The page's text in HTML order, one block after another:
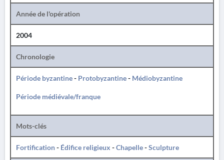
Année de l'opération
2004
Chronologie
Période byzantine- Protobyzantine- Médiobyzantine
Période médiévale/franque
Mots-clés
Fortification- Édifice religieux -Chapelle-Sculpture